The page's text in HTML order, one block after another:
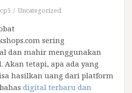
Uncategorized
sering
dan mahir menggunakan
Akan tetapi, apa ada yang
hasilkan uang dari platform
digital terbaru dan